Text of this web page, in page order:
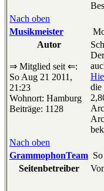
Nach oben
Musikmeister
Autor
⇒ Mitglied seit ⇐:
So Aug 21 2011,
21:23
Wohnort: Hamburg
Beiträge: 1128
die
Nach oben
GrammophonTeam
Seitenbetreiber